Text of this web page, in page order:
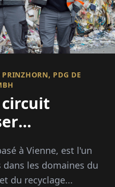
PDG DE
à Vienne, est l'un
les domaines du
du recyclage...